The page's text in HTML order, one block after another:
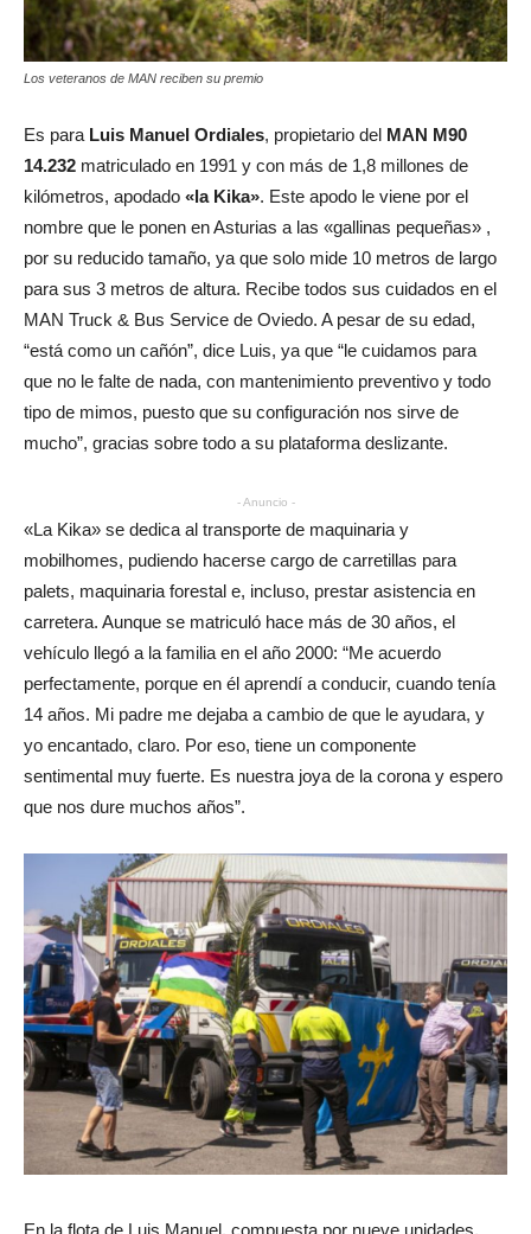
Los veteranos de MAN reciben su premio
Es para Luis Manuel Ordiales, propietario del MAN M90
14.232 matriculado en 1991 y con más de 1,8 millones de
kilómetros, apodado «la Kika». Este apodo le viene por el
nombre que le ponen en Asturias a las «gallinas pequeñas» ,
por su reducido tamaño, ya que solo mide 10 metros de largo
para sus 3 metros de altura. Recibe todos sus cuidados en el
MAN Truck & Bus Service de Oviedo. A pesar de su edad,
“está como un cañón”, dice Luis, ya que “le cuidamos para
que no le falte de nada, con mantenimiento preventivo y todo
tipo de mimos, puesto que su configuración nos sirve de
mucho”, gracias sobre todo a su plataforma deslizante.
- Anuncio -
«La Kika» se dedica al transporte de maquinaria y
mobilhomes, pudiendo hacerse cargo de carretillas para
palets, maquinaria forestal e, incluso, prestar asistencia en
carretera. Aunque se matriculó hace más de 30 años, el
vehículo llegó a la familia en el año 2000: “Me acuerdo
perfectamente, porque en él aprendí a conducir, cuando tenía
14 años. Mi padre me dejaba a cambio de que le ayudara, y
yo encantado, claro. Por eso, tiene un componente
sentimental muy fuerte. Es nuestra joya de la corona y espero
que nos dure muchos años”.
En la flota de Luis Manuel, compuesta por nueve unidades,